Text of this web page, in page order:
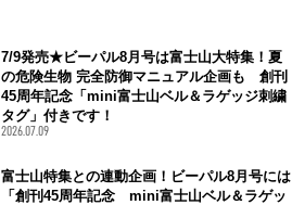
7/9発売★ビーパル8月号は富士山大特集！夏
の危険生物 完全防御マニュアル企画も 創刊
45周年記念「mini富士山ベル＆ラゲッジ刺繍
タグ」付きです！
2026.07.09
富士山特集との連動企画！ビーパル8月号には
「創刊45周年記念 mini富士山ベル＆ラゲッ